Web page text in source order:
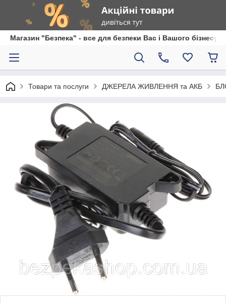
Магазин "Безпека" - все для безпеки Вас і Вашого бізнесу
Товари та послуги ДЖЕРЕЛА ЖИВЛЕННЯ та АКБ